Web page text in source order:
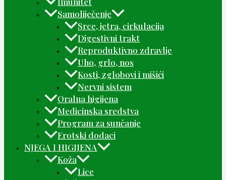
Samoliječenje
Srce, jetra, cirkulacija
Digestivni trakt
Reproduktivno zdravlje
Uho, grlo, nos
Kosti, zglobovi i mišići
Nervni sistem
Oralna higijena
Medicinska sredstva
Program za sunčanje
Erotski dodaci
NJEGA I HIGIJENA
Koža
Lice